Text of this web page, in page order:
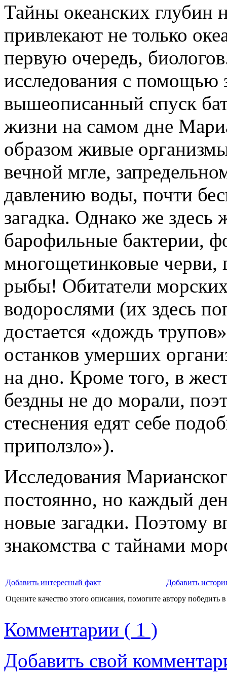
Тайны океанских глубин
привлекают не только
первую очередь,
исследования с помощью
вышеописанный спуск
жизни на самом дне
образом живые
вечной мгле,
давлению воды, почти
загадка. Однако же
барофильные бактерии,
многощетинковые черви,
рыбы! Обитатели
водорослями (их здесь
достается «дождь
останков умерших
на дно. Кроме того, в
бездны не до морали,
стеснения едят себе
приползло»).
Исследования
постоянно, но каждый
новые загадки. Поэтому
знакомства с тайнами
Добавить интересный факт
Добавить
Оцените качество этого описания, помогите автору победить
Комментарии ( 1 )
Добавить свой